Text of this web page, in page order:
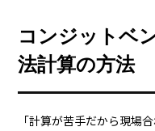
コンジットベ
法計算の方法
「計算が苦手だから現場